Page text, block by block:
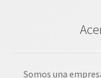
Somos una